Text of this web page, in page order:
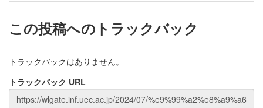
この投稿へのトラックバック
トラックバックはありません。
トラックバック URL